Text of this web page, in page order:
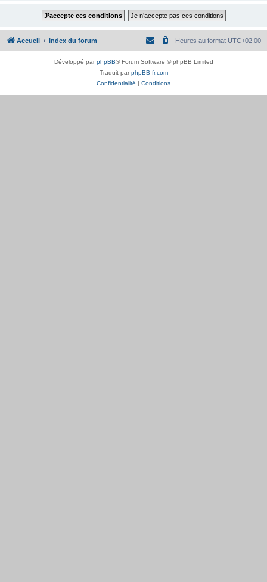
Accueil Index du forum Heures au format UTC+02:00
Développé parphpBB® Forum Software © phpBB Limited
Traduit parphpBB-fr.com
Confidentialité | Conditions